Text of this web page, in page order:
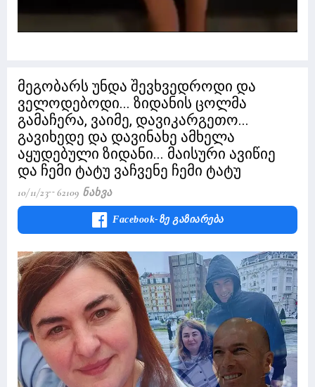
მეგობარს უნდა შევხვედროდი და
ველოდებოდი... ზიდანის ცოლმა
გამაჩერა, ვაიმე, დავიკარგეთო...
გავიხედე და დავინახე ამხელა
აყუდებული ზიდანი... მაისური ავიწიე
და ჩემი ტატუ ვაჩვენე ჩემი ტატუ
10/11/23 62109 Ნახვა
Facebook-Ზე Გაზიარება